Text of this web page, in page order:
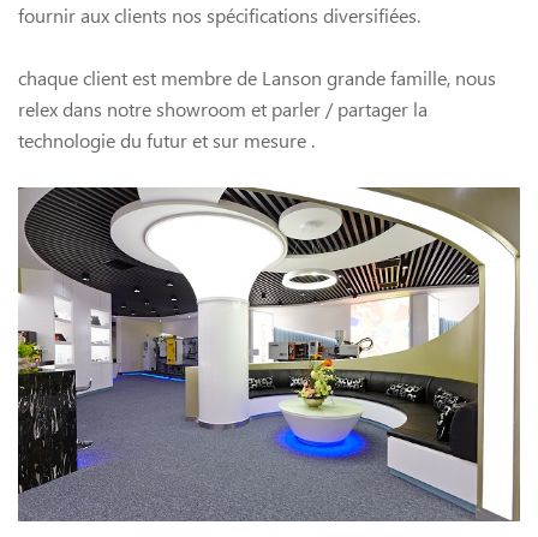
fournir aux clients nos spécifications diversifiées.
chaque client est membre de Lanson grande famille, nous
relex dans notre showroom et parler / partager la
technologie du futur et sur mesure .